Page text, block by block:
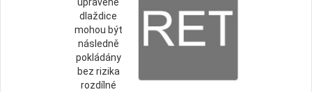
dlaždice
mohou být
následně
pokládány
bez rizika
rozdílné